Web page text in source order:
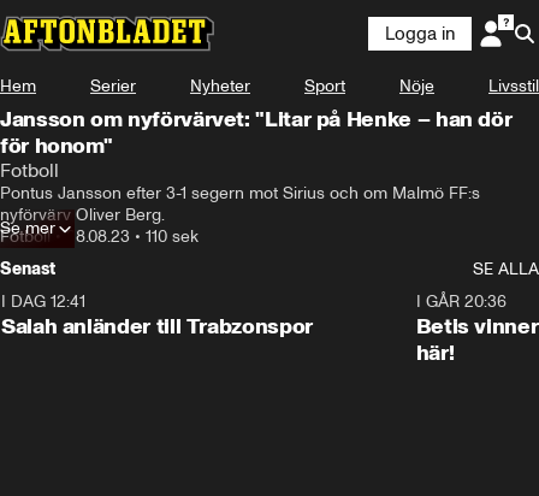
Logga in
Hem Serier Nyheter Sport Nöje Livsstil
Jansson om nyförvärvet: "Litar på Henke – han dör
för honom"
Fotboll
Pontus Jansson efter 3-1 segern mot Sirius och om Malmö FF:s
nyförvärv Oliver Berg.
Fotboll•28.08.23 • 110 sek
Se mer
Senast
SE ALLA
I DAG 12:41
Salah anländer till Trabzonspor
I GÅR 20:36
Betis
här!